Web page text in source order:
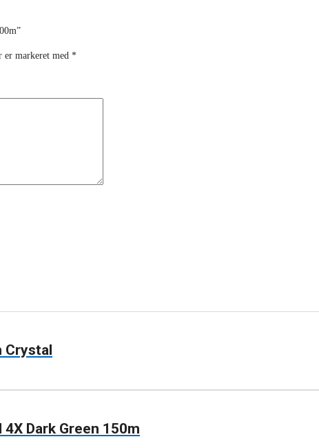
markeret med *
Crystal
Dark Green 150m